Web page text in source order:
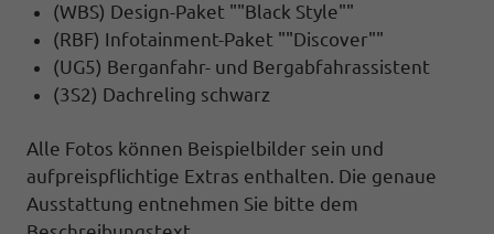
(WBS) Design-Paket ""Black Style""
(RBF) Infotainment-Paket ""Discover""
(UG5) Berganfahr- und Bergabfahrassistent
(3S2) Dachreling schwarz
Alle Fotos können Beispielbilder sein und
aufpreispflichtige Extras enthalten. Die genaue
Ausstattung entnehmen Sie bitte dem